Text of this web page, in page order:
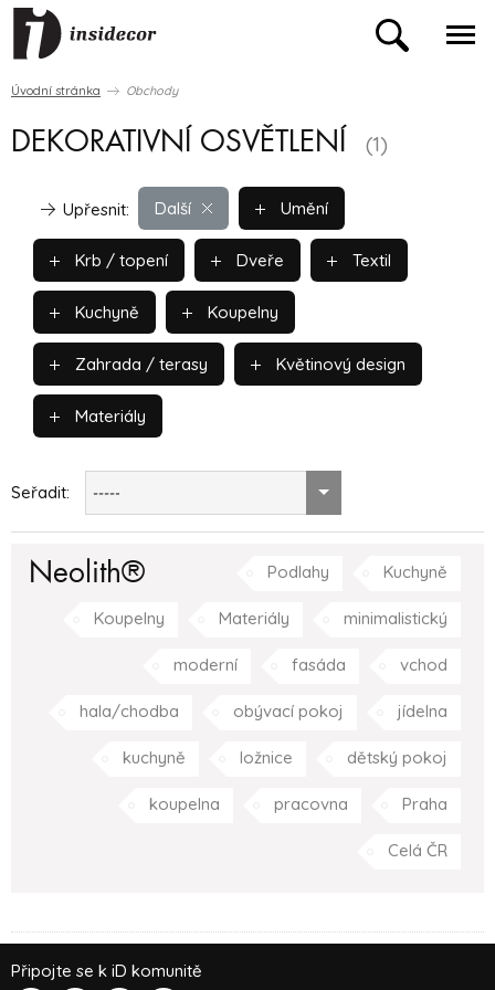
Úvodní stránka Obchody
DEKORATIVNÍ OSVĚTLENÍ (1)
Další
Upřesnit: Umění
Krb / topení Dveře Textil
Kuchyně Koupelny
Zahrada / terasy Květinový design
Materiály
Seřadit: -----
Neolith® Podlahy Kuchyně
Koupelny Materiály minimalistický
moderní fasáda vchod
hala/chodba obývací pokoj jídelna
kuchyně ložnice dětský pokoj
koupelna pracovna Praha
Celá ČR
Připojte se k iD komunitě